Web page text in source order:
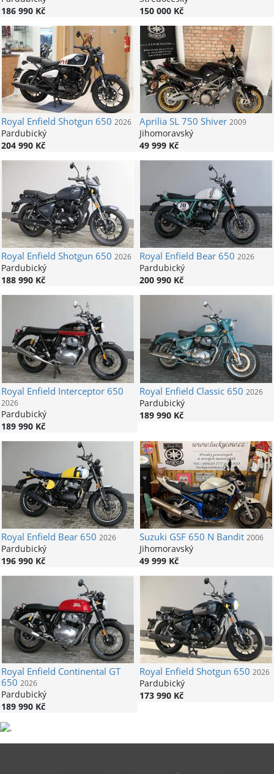
186 990 Kč
150 000 Kč
Royal Enfield Shotgun 650 2026
Pardubický
204 990 Kč
ApriliaSL 750 Shiver 2009
Jihomoravský
49 999 Kč
Royal Enfield Shotgun 650 2026
Pardubický
188 990 Kč
Royal Enfield Bear 650 2026
Pardubický
200 990 Kč
Royal Enfield Interceptor 650
2026
Pardubický
189 990 Kč
Royal Enfield Classic 650 2026
Pardubický
189 990 Kč
Royal Enfield Bear 650 2026
Pardubický
196 990 Kč
Suzuki GSF 650 N Bandit 2006
Jihomoravský
49 999 Kč
Royal Enfield Continental GT
650 2026
Pardubický
189 990 Kč
Royal Enfield Shotgun 650 2026
Pardubický
173 990 Kč